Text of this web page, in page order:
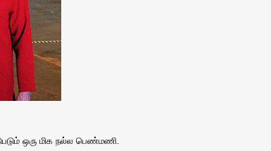
ஒரு மிக நல்ல பெண்மணி.